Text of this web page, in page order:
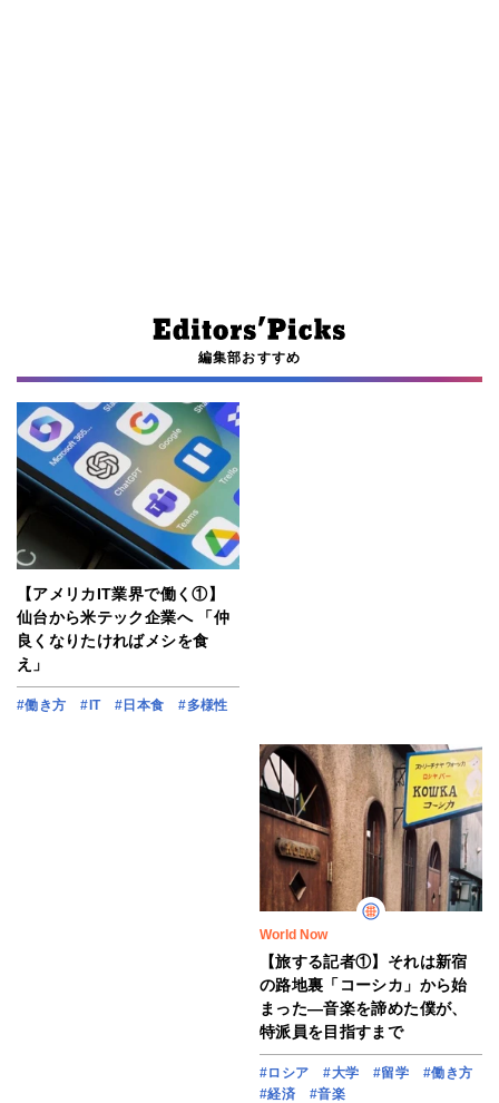
編集部おすすめ
【アメリカIT業界で働く①】
仙台から米テック企業へ 「仲
良くなりたければメシを食
え」
#働き方 #IT #日本食 #多様性
World Now
【旅する記者①】それは新宿
の路地裏「コーシカ」から始
まった―音楽を諦めた僕が、
特派員を目指すまで
#ロシア #大学 #留学
#働き方
#経済
#音楽